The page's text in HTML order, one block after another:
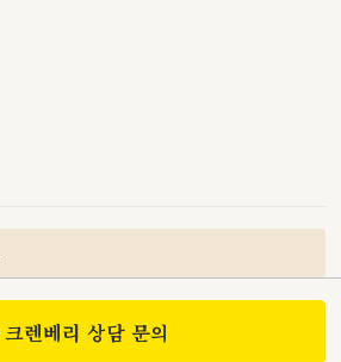
크렌베리 상담 문의